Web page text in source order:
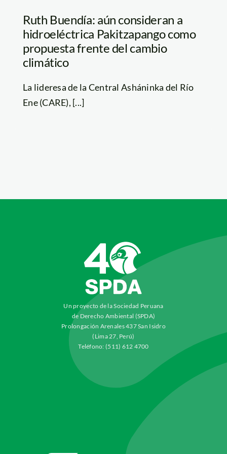
Ruth Buendía: aún consideran a
hidroeléctrica Pakitzapango como
propuesta frente del cambio
climático
La lideresa de la Central Asháninka del Río
Ene (CARE), [...]
Un proyecto de la Sociedad Peruana
de Derecho Ambiental (SPDA)
Prolongación Arenales 437 San Isidro
(Lima 27, Perú)
Teléfono: (511) 612 4700